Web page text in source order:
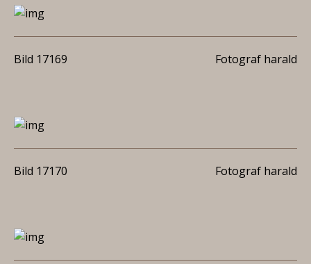
Bild 17169 Fotograf harald
Bild 17170 Fotograf harald